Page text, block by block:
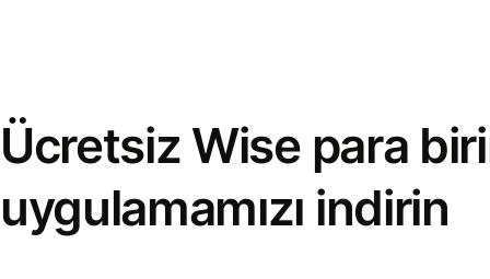
Ücretsiz Wise para
uygulamamızı indirin